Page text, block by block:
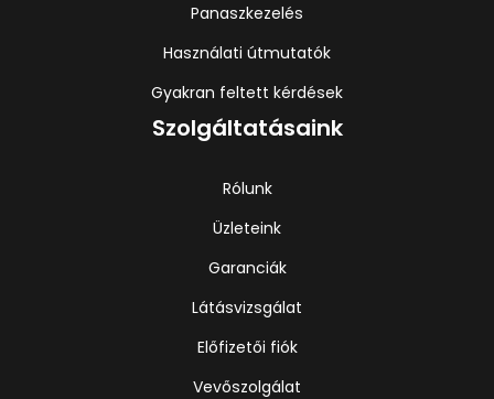
Panaszkezelés
Használati útmutatók
Gyakran feltett kérdések
Szolgáltatásaink
Rólunk
Üzleteink
Garanciák
Látásvizsgálat
Előfizetői fiók
Vevőszolgálat